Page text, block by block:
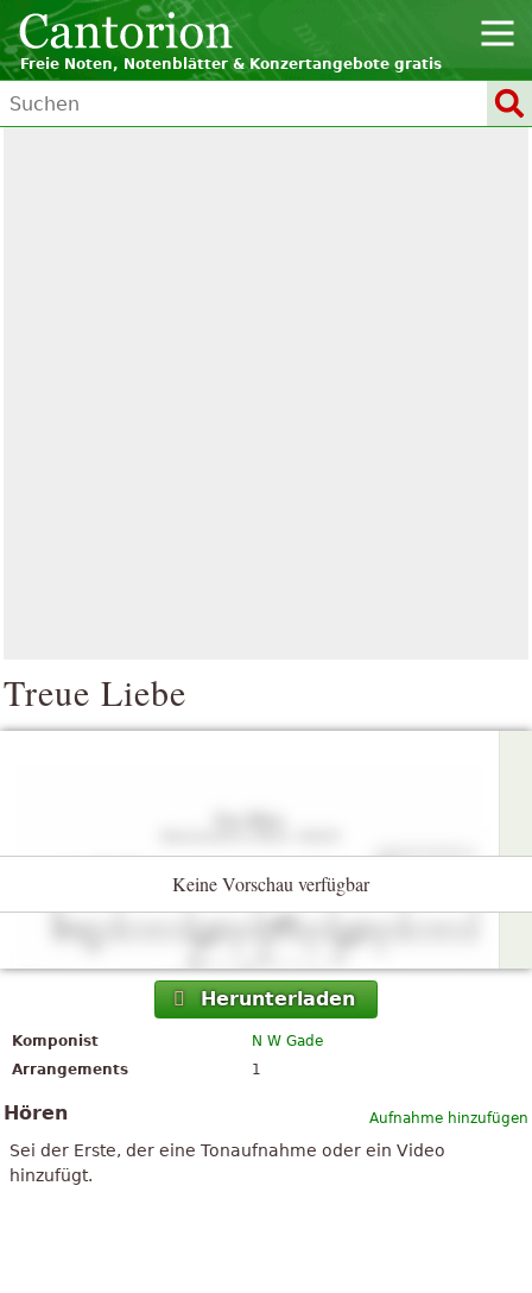
Freie Noten, Notenblätter & Konzertangebote gratis
Treue Liebe
Keine Vorschau verfügbar
Herunterladen
Komponist
N W Gade
Arrangements
1
Aufnahme hinzufügen
Hören
Sei der Erste, der eine Tonaufnahme oder ein Video
hinzufügt.